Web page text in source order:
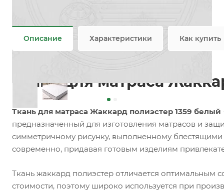
Не является публичной офертой
Описание Характеристики Как купить
Ткань для матраса
Ткань для матраса Жаккард полиэстер 1359 белый
предназначенный для изготовления матрасов и
симметричному рисунку, выполненному блестящими
современно, придавая готовым изделиям
Ткань жаккард полиэстер отличается оптимальным
стоимости, поэтому широко используется при